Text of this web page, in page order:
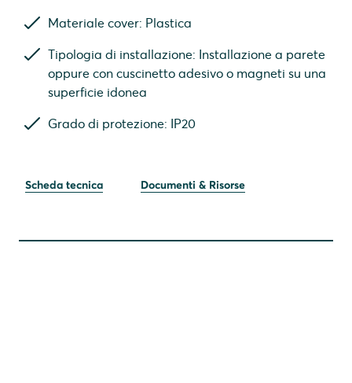
Materiale cover: Plastica
Tipologia di installazione: Installazione a parete
oppure con cuscinetto adesivo o magneti su una
superficie idonea
Grado di protezione: IP20
Scheda tecnica Documenti & Risorse